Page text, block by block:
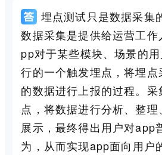
埋点测试只是数据采集
数据采集是提供给运营工
pp对于某些模块、场景的
行的一个触发埋点，将埋点
的数据进行上报的过程。采
点，将数据进行分析、整
展示，最终得出用户对app
为，从而实现app面向用户